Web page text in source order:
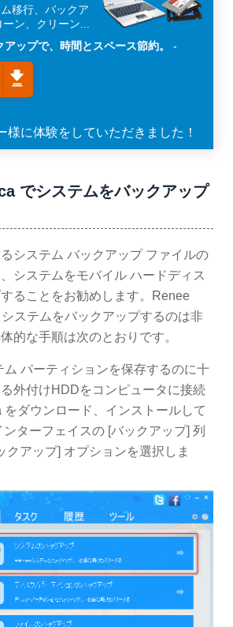
移行、バックア
ン、クリーン...
ップで、時間とスペース節約。
様に体験をしていただきました！
でシステムをバックアップ
システム バックアップ ファイルの
システムをモバイル ハードディス
ることをお勧めします。Renee
ステムをバックアップするのは非
的な手順は次のとおりです。
ム パーティションを保存するのに十
外付けHDDをコンピュータに接続
をダウンロード、インストールして
ターフェイスの [バックアップ] 列
クアップ] オプションを選択しま